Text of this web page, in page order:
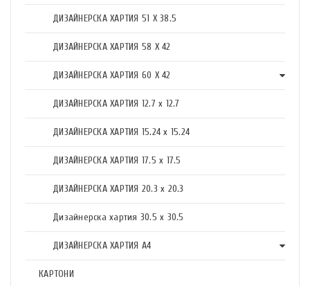
ДИЗАЙНЕРСКА ХАРТИЯ 51 X 38.5
ДИЗАЙНЕРСКА ХАРТИЯ 58 X 42
ДИЗАЙНЕРСКА ХАРТИЯ 60 X 42
ДИЗАЙНЕРСКА ХАРТИЯ 12.7 x 12.7
ДИЗАЙНЕРСКА ХАРТИЯ 15.24 x 15.24
ДИЗАЙНЕРСКА ХАРТИЯ 17.5 х 17.5
ДИЗАЙНЕРСКА ХАРТИЯ 20.3 х 20.3
Дизайнерска хартия 30.5 х 30.5
ДИЗАЙНЕРСКА ХАРТИЯ А4
КАРТОНИ